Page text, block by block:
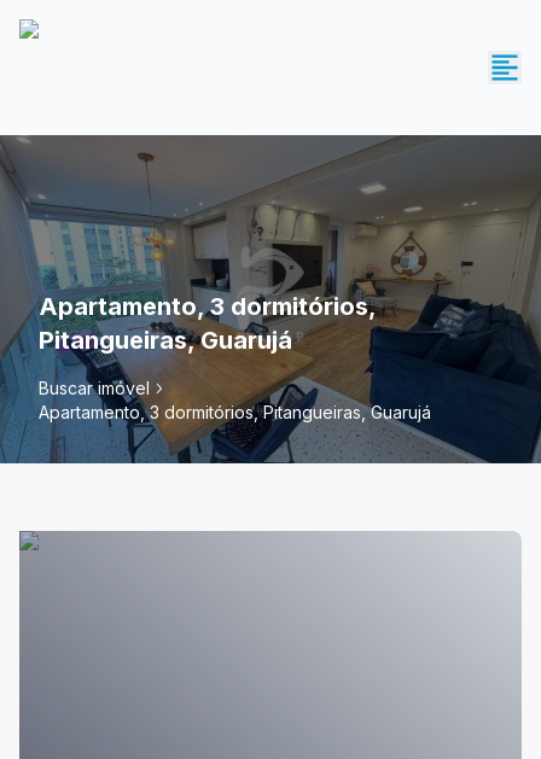
Apartamento, 3 dormitórios,
Pitangueiras, Guarujá
Buscar imóvel
Apartamento, 3 dormitórios, Pitangueiras, Guarujá